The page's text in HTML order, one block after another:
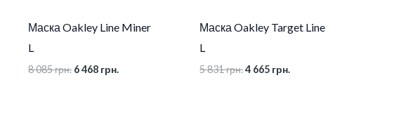
Маска Oakley Line Miner
L
8 085грн. 6 468 грн.
Маска Oakley Target Line
L
5 831грн.4 665 грн.